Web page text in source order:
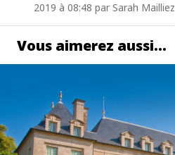
2019 à 08:48 par Sarah Mailliez
Vous aimerez aussi…